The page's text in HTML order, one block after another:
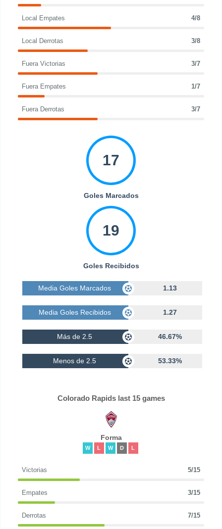
Local Empates 4/8
Local Derrotas 3/8
Fuera Victorias 3/7
Fuera Empates 1/7
Fuera Derrotas 3/7
17
Goles Marcados
19
Goles Recibidos
Media Goles Marcados 1.13
Media Goles Recibidos 1.27
Más de 2.5 46.67%
Menos de 2.5 53.33%
Colorado Rapids last 15 games
Forma
W L W D L
Victorias 5/15
Empates 3/15
Derrotas 7/15